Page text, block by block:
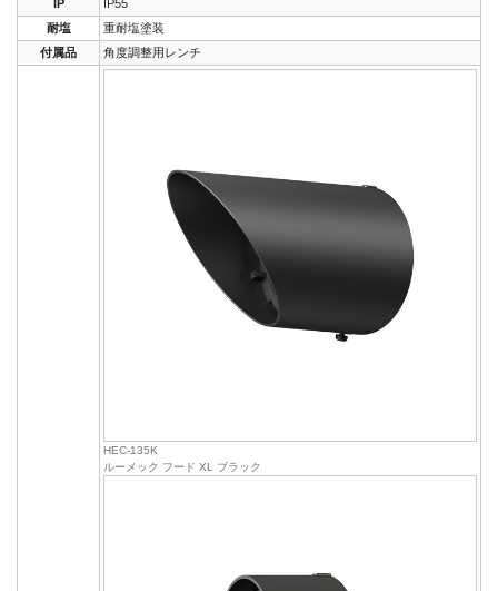
IP
IP55
耐塩
重耐塩塗装
付属品
角度調整用レンチ
HEC-135K
ルーメック フード XL ブラック